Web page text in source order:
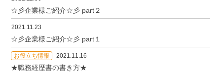
☆彡企業様ご紹介☆彡 part２
2021.11.23
☆彡企業様ご紹介☆彡 part１
お役立ち情報 2021.11.16
★職務経歴書の書き方★